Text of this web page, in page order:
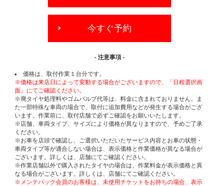
OPTIONS
今すぐ予約
- 注意事項 -
価格は、取付作業１台分です。
※価格は来店日によって変動する場合がございますので、「日程選択画
面」にてご確認ください。
※廃タイヤ処理料やゴムバルブ代等は、料金に含まれておりません。ま
た一部特殊な車両の場合で、取付に追加費用などが発生する場合がござ
います。作業前に、取付店舗で必ずご確認をお願いいたします。
※店舗、車両タイプ、サイズにより価格が異なりますので、予めご了承
ください。
※お車を店頭で確認し、ご選択いただいたサービス内容とお車の状態・
車両タイプ等が適合しない場合は、表示価格と作業価格が異なる場合が
ございます。詳しくは、店舗にてご確認ください。
※作業店舗以外で購入されたタイヤの場合は、作業料金が表示価格と異
なる場合がございます。詳しくは、店舗にてご確認ください。
※メンテパック会員のお客様は、未使用チケットをお持ちの場合、表示